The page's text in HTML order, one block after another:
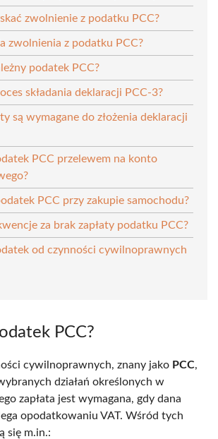
zwolnienie z podatku PCC?
zwolnienia z podatku PCC?
podatek PCC?
składania deklaracji PCC-3?
są wymagane do złożenia deklaracji
PCC przelewem na konto
PCC przy zakupie samochodu?
za brak zapłaty podatku PCC?
od czynności cywilnoprawnych
PCC?
cywilnoprawnych, znany jako PCC,
działań określonych w
zapłata jest wymagana, gdy dana
opodatkowaniu VAT. Wśród tych
się m.in.: